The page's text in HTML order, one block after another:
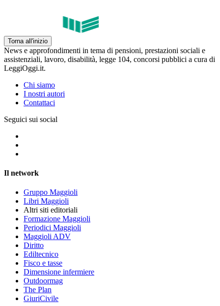
Torna all'inizio
News e approfondimenti in tema di pensioni, prestazioni sociali e
assistenziali, lavoro, disabilità, legge 104, concorsi pubblici a cura di
LeggiOggi.it.
Chi siamo
I nostri autori
Contattaci
Seguici sui social
Il network
Gruppo Maggioli
Libri Maggioli
Altri siti editoriali
Formazione Maggioli
Periodici Maggioli
Maggioli ADV
Diritto
Ediltecnico
Fisco e tasse
Dimensione infermiere
Outdoormag
The Plan
GiuriCivile